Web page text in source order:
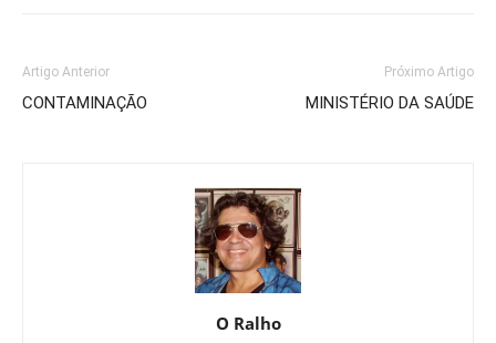
Artigo Anterior
CONTAMINAÇÃO
Próximo Artigo
MINISTÉRIO DA SAÚDE
O Ralho